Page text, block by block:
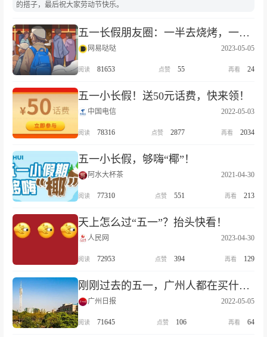
的搭子，最后祝大家劳动节快乐。
五一长假朋友圈：一半去烧烤，一半去烧香
网易哒哒 2023-05-05
81653 55 24
五一小长假！送50元话费，快来领！
中国电信 2022-05-03
78316 2877 2034
五一小长假，够嗨“椰”！
阿水大杯茶 2021-04-30
77310 551 213
天上怎么过“五一”？抬头快看！
人民网 2023-04-30
72953 394 129
刚刚过去的五一，广州人都在买什么？
广州日报 2022-05-05
71645 106 64